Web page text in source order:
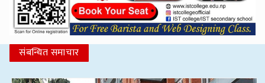
संबन्धित समाचार